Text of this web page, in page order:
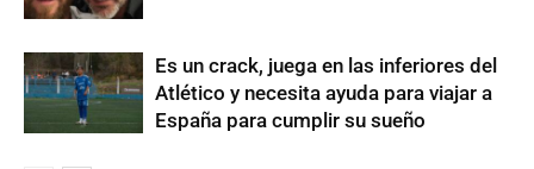
Es un crack, juega en las inferiores del
Atlético y necesita ayuda para viajar a
España para cumplir su sueño